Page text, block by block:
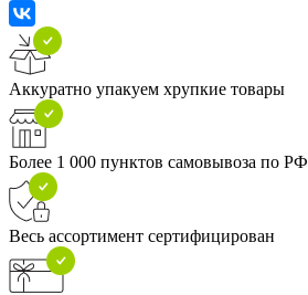
Аккуратно упакуем хрупкие товары
Более 1 000 пунктов самовывоза по РФ
Весь ассортимент сертифицирован